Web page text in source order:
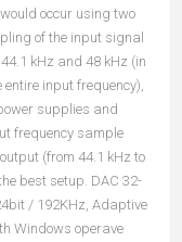
occur using two
of the input signal
kHz and 48 kHz (in
input frequency),
supplies and
frequency sample
(from 44.1 kHz to
best setup. DAC 32-
/ 192KHz, Adaptive
Windows operave